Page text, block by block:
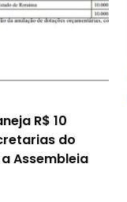
R$ 10
do
Assembleia